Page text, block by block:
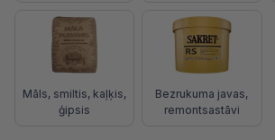
Māls, smiltis, kaļķis,
ģipsis
Bezrukuma javas,
remontsastāvi